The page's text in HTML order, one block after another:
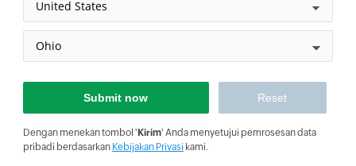
Dengan menekan tombol ' Kirim' Anda menyetujui pemrosesan data
pribadi berdasarkan Kebijakan Privasi kami.